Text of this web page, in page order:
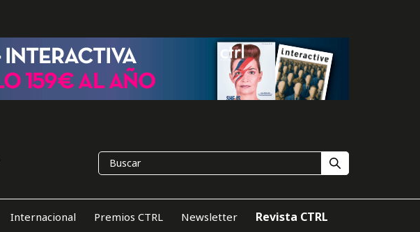
Internacional Premios CTRL Newsletter Revista CTRL